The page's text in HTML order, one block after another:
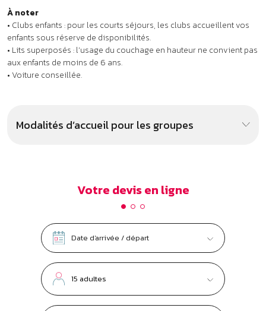
À noter
• Clubs enfants : pour les courts séjours, les clubs accueillent vos
enfants sous réserve de disponibilités.
• Lits superposés : l’usage du couchage en hauteur ne convient pas
aux enfants de moins de 6 ans.
• Voiture conseillée.
Modalités d’accueil pour les groupes
Votre devis en ligne